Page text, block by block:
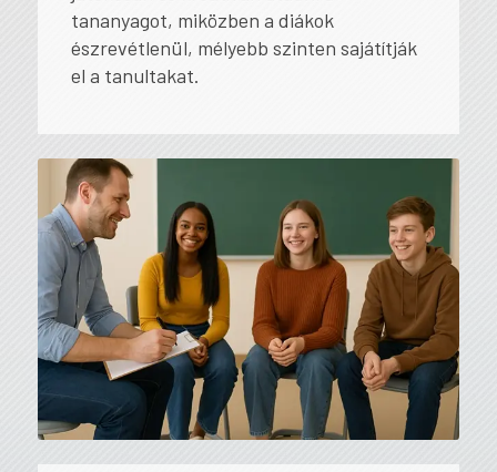
tananyagot, miközben a diákok
észrevétlenül, mélyebb szinten sajátítják
el a tanultakat.